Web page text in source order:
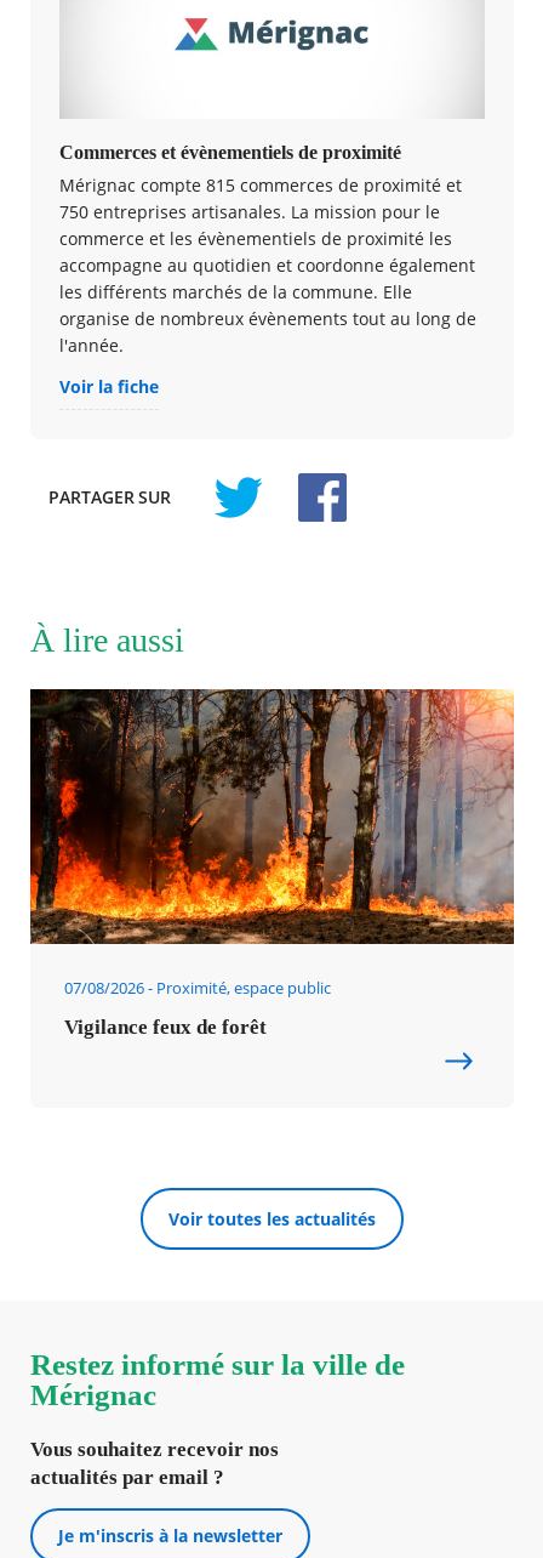
Commerces et évènementiels de proximité
Mérignac compte 815 commerces de proximité et
750 entreprises artisanales. La mission pour le
commerce et les évènementiels de proximité les
accompagne au quotidien et coordonne également
les différents marchés de la commune. Elle
organise de nombreux évènements tout au long de
l'année.
Voir la fiche
PARTAGERSUR
À lire aussi
07/08/2026 Proximité, espace public
Vigilance feux de forêt
Voir toutes les actualités
Restez informé sur la ville de
Mérignac
Vous souhaitez recevoir nos
actualités par email ?
Je m'inscris à la newsletter